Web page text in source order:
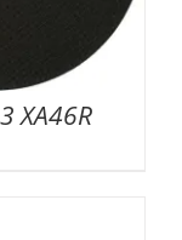
XA46R